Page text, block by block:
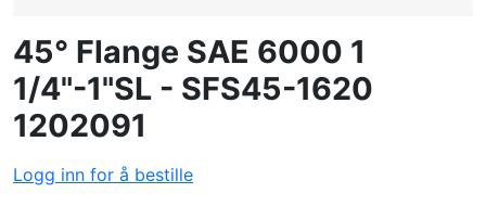
45° Flange SAE 6000 1
1/4"-1"SL - SFS45-1620
1202091
Logg inn for å bestille